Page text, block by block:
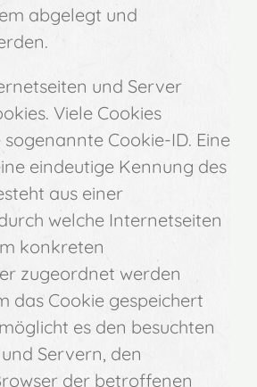
abgelegt und
und Server
Viele Cookies
Cookie-ID. Eine
eindeutige Kennung des
aus einer
welche Internetseiten
konkreten
zugeordnet werden
das Cookie gespeichert
es den besuchten
Servern, den
der betroffenen